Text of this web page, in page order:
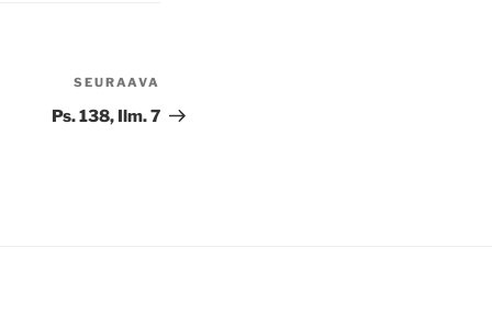
artikkeli
SEURAAVA
Ps. 138, Ilm. 7